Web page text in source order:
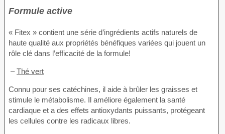
Formule active
« Fitex » contient une série d’ingrédients actifs naturels de
haute qualité aux propriétés bénéfiques variées qui jouent un
rôle clé dans l’efficacité de la formule!
–Thé vert
Connu pour ses catéchines, il aide à brûler les graisses et
stimule le métabolisme. Il améliore également la santé
cardiaque et a des effets antioxydants puissants, protégeant
les cellules contre les radicaux libres.